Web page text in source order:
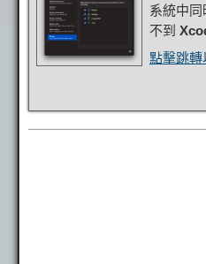
系統中
不到
點擊跳轉